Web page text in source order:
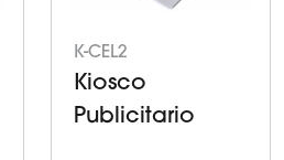
K-CEL2
Kiosco
Publicitario